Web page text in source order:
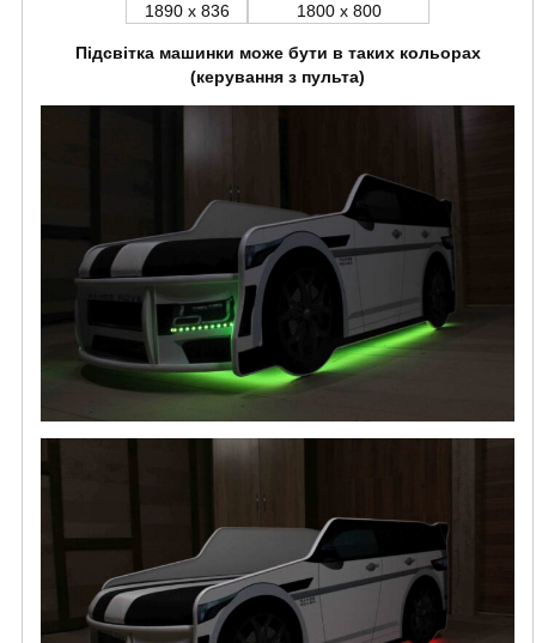
1890 x 836
1800 x 800
Підсвітка машинки може бути в таких кольорах
(керування з пульта)